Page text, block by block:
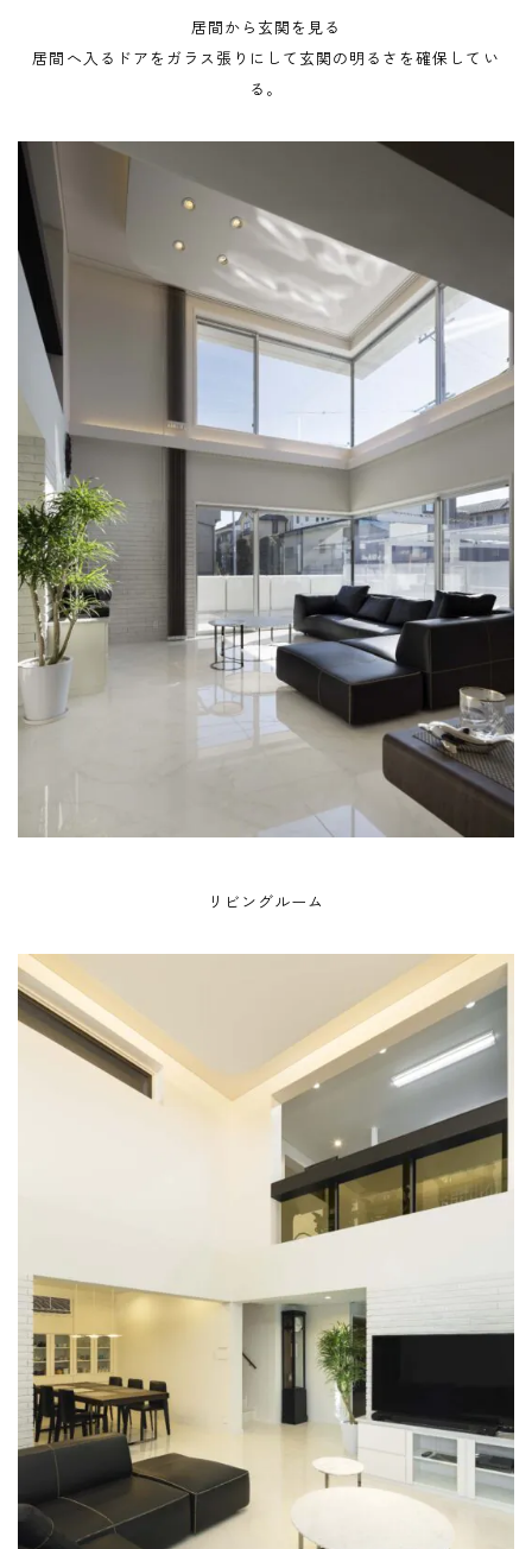
居間から玄関を見る
居間へ入るドアをガラス張りにして玄関の明るさを確保してい
る。
リビングルーム